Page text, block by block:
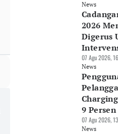
News
2026
Digerus
07 Agu 2026,
News
9 Persen
07 Agu 2026,
News